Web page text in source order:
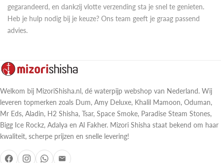
gegarandeerd, en dankzij vlotte verzending sta je snel te genieten.
Heb je hulp nodig bij je keuze? Ons team geeft je graag passend
advies.
Welkom bij MizoriShisha.nl, dé waterpijp webshop van Nederland. Wij
leveren topmerken zoals Dum, Amy Deluxe, Khalil Mamoon, Oduman,
Mr Eds, Aladin, H2 Shisha, Tsar, Space Smoke, Paradise Steam Stones,
Bigg Ice Rockz, Adalya en Al Fakher. Mizori Shisha staat bekend om haar
kwaliteit, scherpe prijzen en snelle levering!